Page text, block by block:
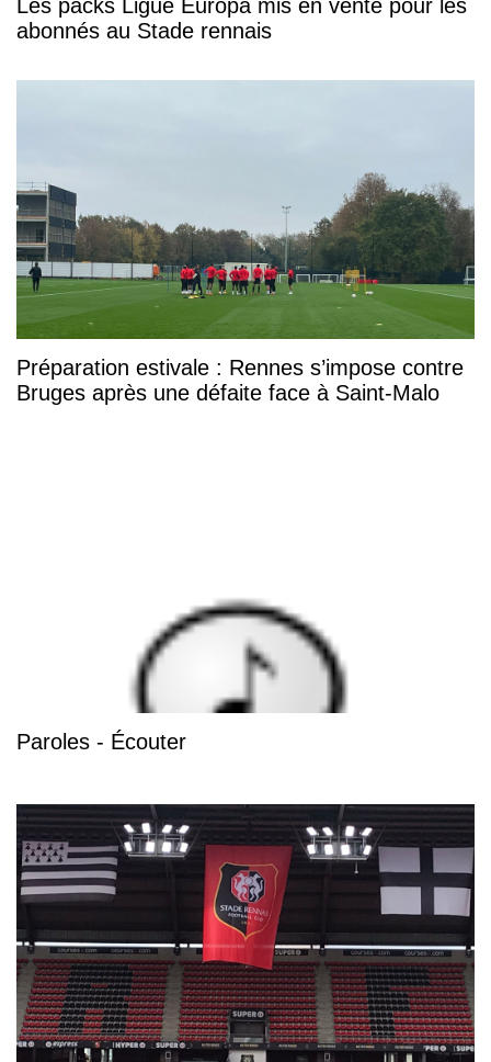
Les packs Ligue Europa mis en vente pour les
abonnés au Stade rennais
Préparation estivale : Rennes s’impose contre
Bruges après une défaite face à Saint-Malo
Paroles - Écouter